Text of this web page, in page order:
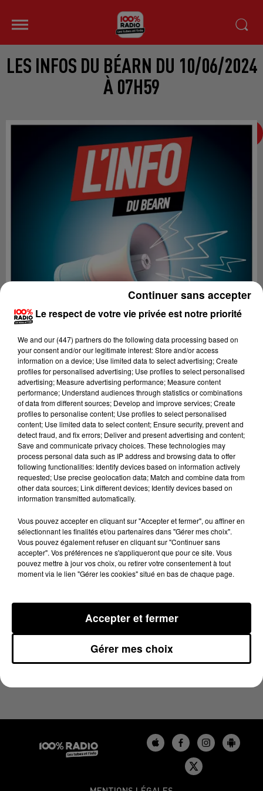
LES INFOS DU BÉARN DU 10/06/2024
À 07H59
Lecture (4 min 25 sec)
100%
10 juin 2024 - 4 min 25 sec
LES INFOS DU BÉARN DU 10/06/2024 À 07H59
Le respect de votre vie privée est notre priorité
We and our (447) partnersdo the following data processing based on
your consent and/or our legitimate interest: Store and/or access
information on a device; Use limited data to select advertising; Create
profiles for personalised advertising; Use profiles to select personalised
advertising; Measure advertising performance; Measure content
performance; Understand audiences through statistics or combinations
of data from different sources; Develop and improve services; Create
profiles to personalise content; Use profiles to select personalised
content; Use limited data to select content; Ensure security, prevent and
detect fraud, and fix errors; Deliver and present advertising and content;
Save and communicate privacy choices. These technologies may
process personal data such as IP address and browsing data to offer
following functionalities: Identify devices based on information actively
requested; Use precise geolocation data; Match and combine data from
other data sources; Link different devices; Identify devices based on
information transmitted automatically.
Vous pouvez accepter en cliquant sur "Accepter et fermer", ou affiner en
sélectionnant les finalités et/ou partenaires dans "Gérer mes choix".
Vous pouvez également refuser en cliquant sur "Continuer sans
accepter". Vos préférences ne s'appliqueront que pour ce site. Vous
pouvez mettre à jour vos choix, ou retirer votre consentement à tout
moment via le lien "Gérer les cookies" situé en bas de chaque page.
Gérer mes choix
Accepter et fermer
Continuer sans accepter